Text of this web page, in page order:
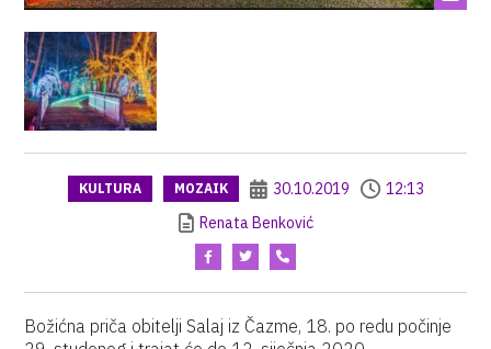
KULTURA MOZAIK 30.10.2019
12:13
Renata Benković
Božićna priča obitelji Salaj iz Čazme, 18. po redu počinje